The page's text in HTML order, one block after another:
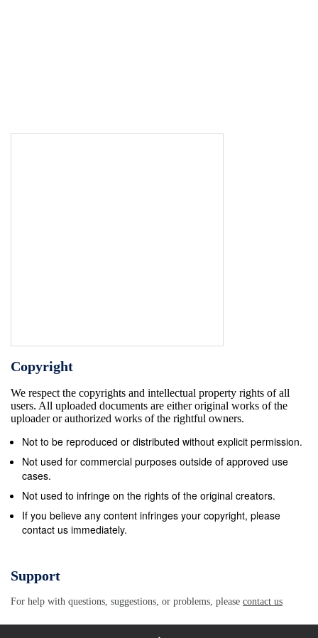
Copyright
We respect the copyrights and intellectual property rights of all
users. All uploaded documents are either original works of the
uploader or authorized works of the rightful owners.
Not to be reproduced or distributed without explicit permission.
Not used for commercial purposes outside of approved use
cases.
Not used to infringe on the rights of the original creators.
If you believe any content infringes your copyright, please
contact us immediately.
Support
For help with questions, suggestions, or problems, please contact us